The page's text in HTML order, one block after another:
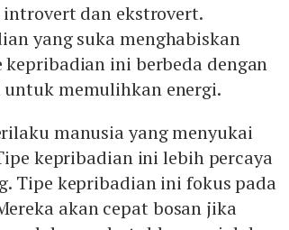
dan ekstrovert.
yang suka menghabiskan
ini berbeda dengan
memulihkan energi.
manusia yang menyukai
kepribadian ini lebih percaya
Tipe kepribadian ini fokus pada
akan cepat bosan jika